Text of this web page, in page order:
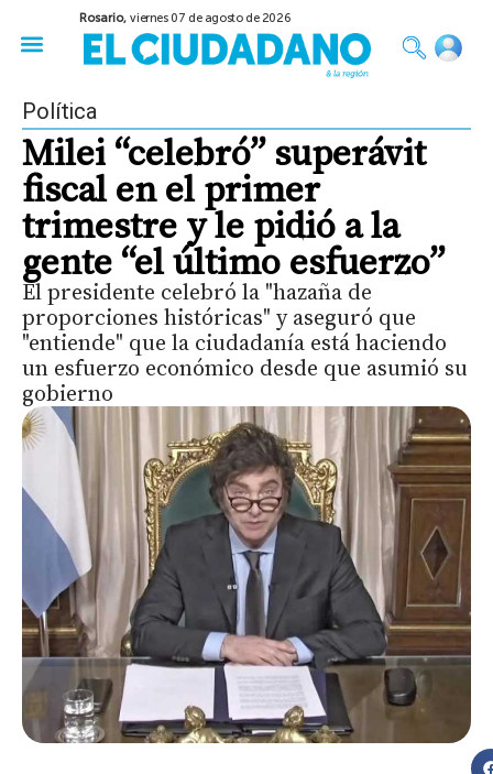
Rosario,viernes 07 de agosto de 2026
Política
Milei “celebró” superávit
fiscal en el primer
trimestre y le pidió a la
gente “el último esfuerzo”
El presidente celebró la "hazaña de
proporciones históricas" y aseguró que
"entiende" que la ciudadanía está haciendo
un esfuerzo económico desde que asumió su
gobierno